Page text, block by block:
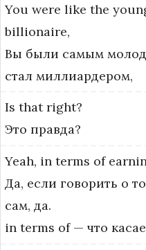
You were like the
billionaire,
Вы были самым
стал миллиардером,
Is that right?
Это правда?
Yeah, in terms of
Да, если говорить о
сам, да.
in terms of — что